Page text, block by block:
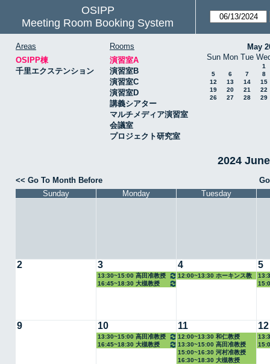
OSIPP
Meeting Room Booking System
Areas
OSIPP棟
千里エクステンション
Rooms
演習室A
演習室B
演習室C
演習室D
講義シアター
マルチメディア演習室
会議室
プロジェクト研究室
May
Sun Mon Tue
1
5
6 7
8
12
13 14
15
19
20 21
22
26
27 28 29
2024
<< Go To Month Before
Sunday
Monday Tuesday
2 3
13:30~15:00 高田准教授
16:45~18:30 大槻教授
4
12:00~13:30 ホーキンス教
5
9 10
13:30~15:00 高田准教授
16:45~18:30 大槻教授
11
12:00~13:30 和仁教授
13:30~15:00 高田准教授
15:00~16:30 河村准教授
16:30~18:30 大槻教授
12